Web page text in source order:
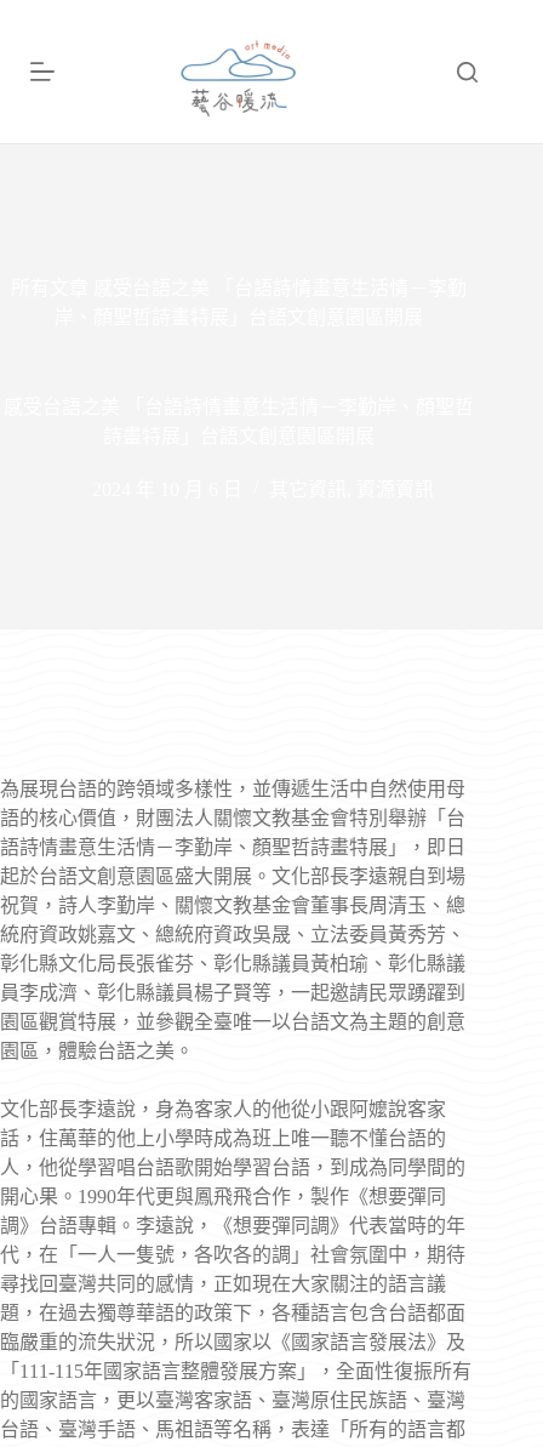
為展現台語的跨領域多樣性，並傳遞生活中自然使用母
語的核心價值，財團法人關懷文教基金會特別舉辦「台
語詩情畫意生活情－李勤岸、顏聖哲詩畫特展」，即日
起於台語文創意園區盛大開展。文化部長李遠親自到場
祝賀，詩人李勤岸、關懷文教基金會董事長周清玉、總
統府資政姚嘉文、總統府資政吳晟、立法委員黃秀芳、
彰化縣文化局長張雀芬、彰化縣議員黃柏瑜、彰化縣議
員李成濟、彰化縣議員楊子賢等，一起邀請民眾踴躍到
園區觀賞特展，並參觀全臺唯一以台語文為主題的創意
園區，體驗台語之美。
文化部長李遠說，身為客家人的他從小跟阿嬤說客家
話，住萬華的他上小學時成為班上唯一聽不懂台語的
人，他從學習唱台語歌開始學習台語，到成為同學間的
開心果。1990年代更與鳳飛飛合作，製作《想要彈同
調》台語專輯。李遠說，《想要彈同調》代表當時的年
代，在「一人一隻號，各吹各的調」社會氛圍中，期待
尋找回臺灣共同的感情，正如現在大家關注的語言議
題，在過去獨尊華語的政策下，各種語言包含台語都面
臨嚴重的流失狀況，所以國家以《國家語言發展法》及
「111-115年國家語言整體發展方案」，全面性復振所有
的國家語言，更以臺灣客家語、臺灣原住民族語、臺灣
台語、臺灣手語、馬祖語等名稱，表達「所有的語言都